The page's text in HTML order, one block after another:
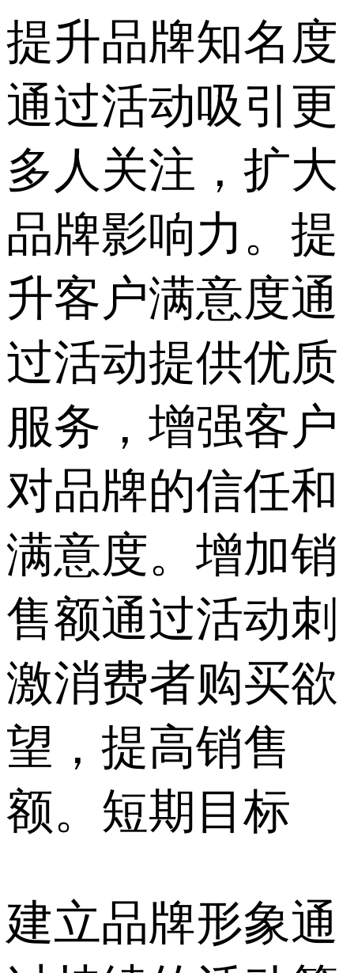
提升品牌知名度
通过活动吸引更
多人关注，扩大
品牌影响力。提
升客户满意度通
过活动提供优质
服务，增强客户
对品牌的信任和
满意度。增加销
售额通过活动刺
激消费者购买欲
望，提高销售
额。短期目标
建立品牌形象通